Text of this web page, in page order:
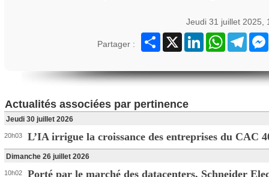
Jeudi 31 juillet 2025,
Partager :
Partager
X LinkedInWhatsApp
Actualités associées par pertinence
Jeudi 30 juillet 2026
20h03 L’IA irrigue la croissance des entreprises du CAC
Dimanche 26 juillet 2026
10h02
Porté par le marché des datacenters, Schneider